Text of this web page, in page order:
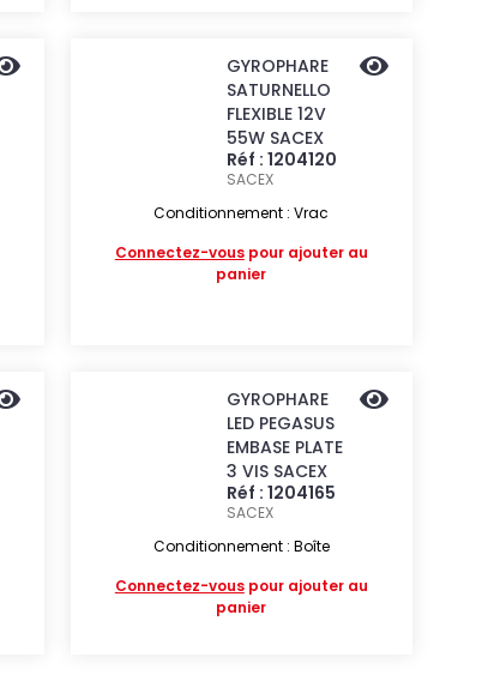
GYROPHARE
SATURNELLO
FLEXIBLE 12V
55W SACEX
Réf : 1204120
SACEX
Conditionnement : Vrac
Connectez-vouspour ajouter au
panier
GYROPHARE
LED PEGASUS
EMBASE PLATE
3 VIS SACEX
Réf : 1204165
SACEX
Conditionnement : Boîte
Connectez-vouspour ajouter au
panier